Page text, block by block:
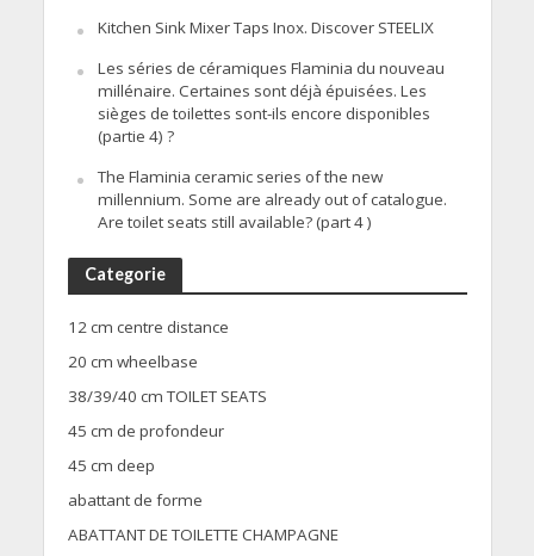
Kitchen Sink Mixer Taps Inox. Discover STEELIX
Les séries de céramiques Flaminia du nouveau
millénaire. Certaines sont déjà épuisées. Les
sièges de toilettes sont-ils encore disponibles
(partie 4) ?
The Flaminia ceramic series of the new
millennium. Some are already out of catalogue.
Are toilet seats still available? (part 4 )
Categorie
12 cm centre distance
20 cm wheelbase
38/39/40 cm TOILET SEATS
45 cm de profondeur
45 cm deep
abattant de forme
ABATTANT DE TOILETTE CHAMPAGNE